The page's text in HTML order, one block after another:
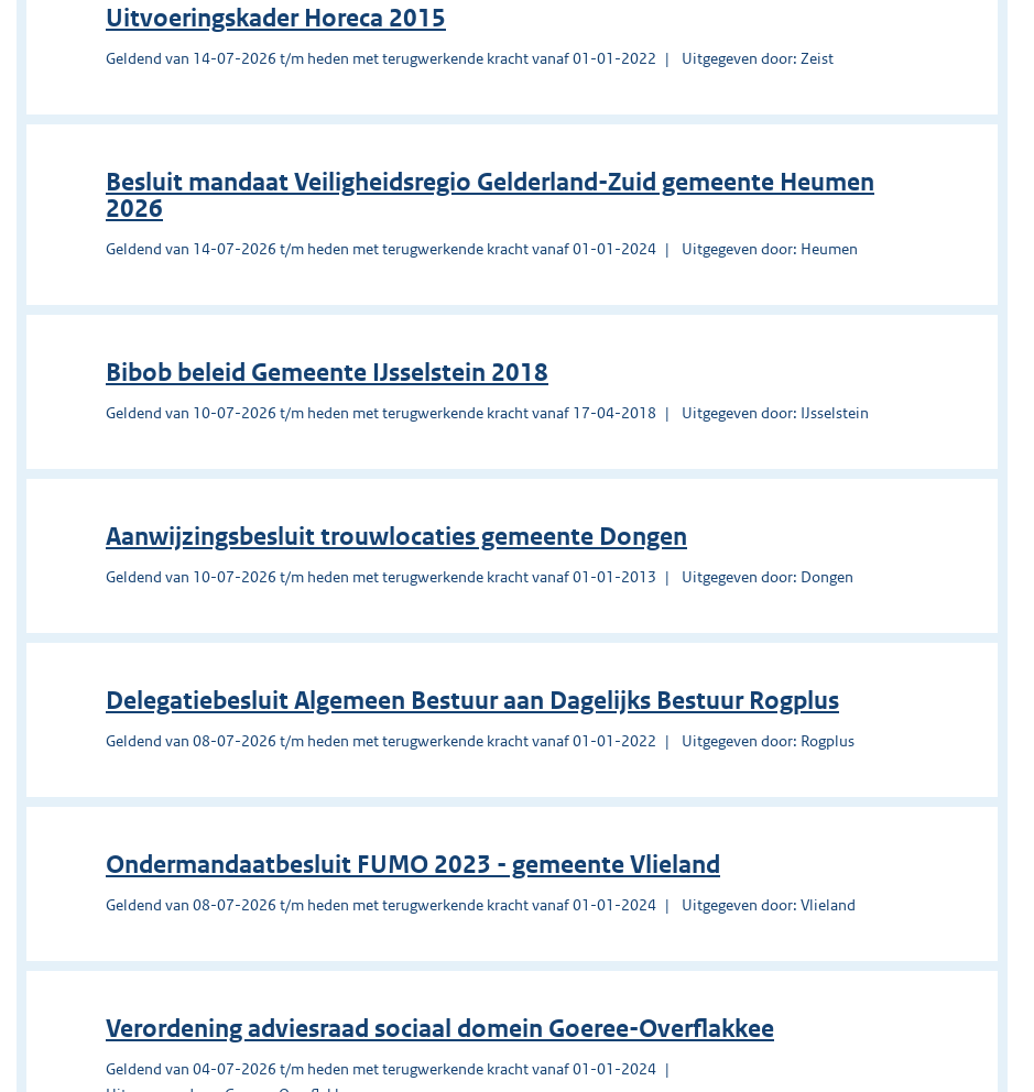
Uitvoeringskader Horeca 2015
Geldend van 14-07-2026 t/m heden met terugwerkende kracht vanaf 01-01-2022 Uitgegeven door: Zeist
Besluit mandaat Veiligheidsregio Gelderland-Zuid gemeente Heumen
2026
Geldend van 14-07-2026 t/m heden met terugwerkende kracht vanaf 01-01-2024 Uitgegeven door: Heumen
Bibob beleid Gemeente IJsselstein 2018
Geldend van 10-07-2026 t/m heden met terugwerkende kracht vanaf 17-04-2018 Uitgegeven door: IJsselstein
Aanwijzingsbesluit trouwlocaties gemeente Dongen
Geldend van 10-07-2026 t/m heden met terugwerkende kracht vanaf 01-01-2013 Uitgegeven door: Dongen
Delegatiebesluit Algemeen Bestuur aan Dagelijks Bestuur Rogplus
Geldend van 08-07-2026 t/m heden met terugwerkende kracht vanaf 01-01-2022 Uitgegeven door: Rogplus
Ondermandaatbesluit FUMO 2023 - gemeente Vlieland
Geldend van 08-07-2026 t/m heden met terugwerkende kracht vanaf 01-01-2024 Uitgegeven door: Vlieland
Verordening adviesraad sociaal domein Goeree-Overflakkee
Geldend van 04-07-2026 t/m heden met terugwerkende kracht vanaf 01-01-2024